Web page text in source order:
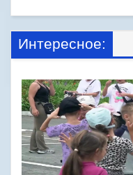
Интересное: